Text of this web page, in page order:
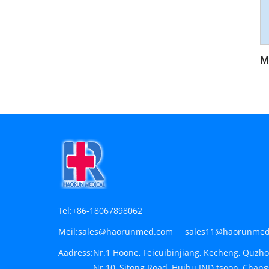
Tel:+86-18067898062
Meil:sales@haorunmed.com
Aadress:Nr.1 Hoone, Feicuibinjiang, Kecheng,